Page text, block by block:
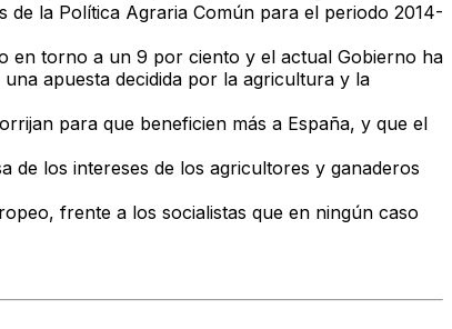
la Política Agraria Común para el periodo 2014-
en torno a un 9 por ciento y el actual Gobierno ha
apuesta decidida por la agricultura y la
para que beneficien más a España, y que el
de los intereses de los agricultores y ganaderos
frente a los socialistas que en ningún caso